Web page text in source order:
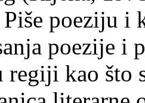
poeziju i
poezije i
regiji kao što